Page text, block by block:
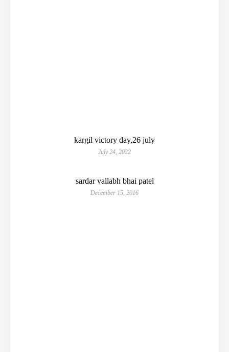
kargil victory day,26 july
July 24, 2022
sardar vallabh bhai patel
December 15, 2016